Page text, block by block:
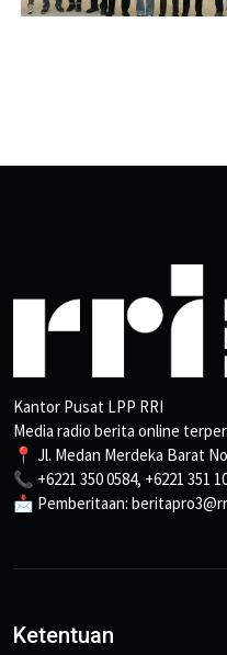
Kantor Pusat LPP RRI
Media radio berita online
📍 Jl. Medan Merdeka Barat
📞 +6221 350 0584, +6221 351
📩 Pemberitaan:
Ketentuan